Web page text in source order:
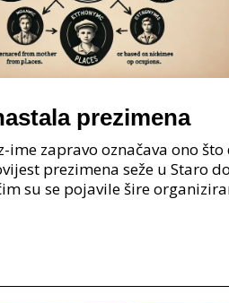
prezimena
ime zapravo označava ono što
prezimena seže u Staro
su se pojavile šire